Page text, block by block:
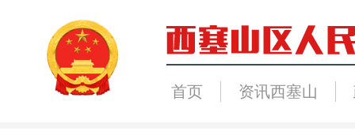
首页 资讯西塞山